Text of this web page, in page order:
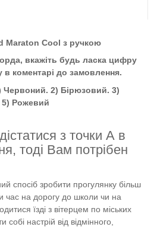
Maraton Cool з ручкою
вкажіть будь ласка цифру
в коментарі до замовлення.
Червоний. 2) Бірюзовий. 3)
Рожевий
з точки А в
тоді Вам потрібен
спосіб зробити прогулянку більш
на дорогу до школи чи на
їзді з вітерцем по міських
настрій від відмінного,